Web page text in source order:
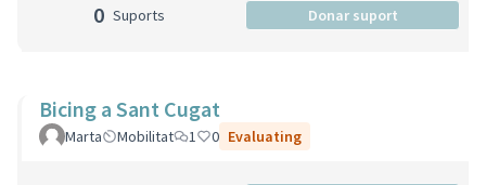
0 Suports Donar suport
Bicing a Sant Cugat
Marta Mobilitat 1 0 Evaluating